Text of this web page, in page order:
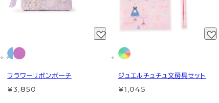
フラワーリボンポーチ
¥3,850
ジュエルチュチュ文房具セット
¥1,045